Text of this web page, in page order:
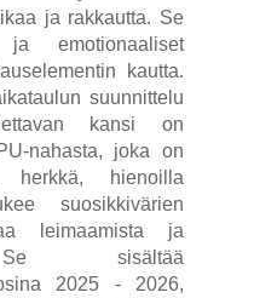
ja rakkautta. Se
emotionaaliset
kautta.
suunnittelu
kansi on
nahasta, joka on
hienoilla
suosikkivärien
leimaamista ja
Se sisältää
2025 - 2026,